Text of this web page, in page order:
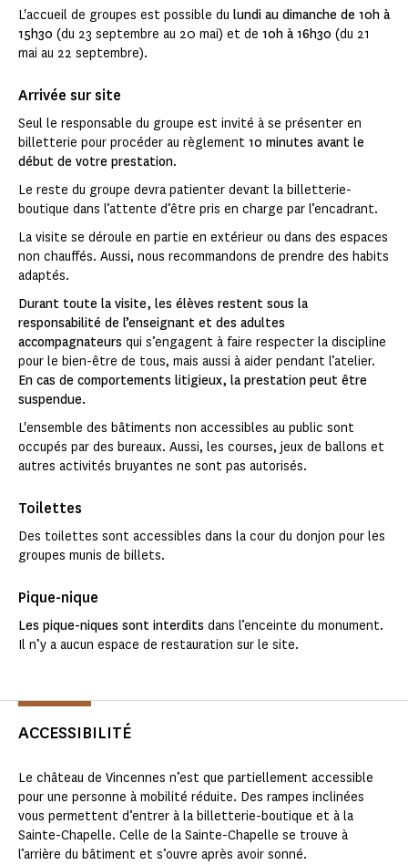
L'accueil de groupes est possible du lundi au dimanche de 10h à
15h30 (du 23 septembre au 20 mai) et de 10h à 16h30 (du 21
mai au 22 septembre).
Arrivée sur site
Seul le responsable du groupe est invité à se présenter en
billetterie pour procéder au règlement 10 minutes avant le
début de votre prestation.
Le reste du groupe devra patienter devant la billetterie-
boutique dans l’attente d’être pris en charge par l’encadrant.
La visite se déroule en partie en extérieur ou dans des espaces
non chauffés. Aussi, nous recommandons de prendre des habits
adaptés.
Durant toute la visite, les élèves restent sous la
responsabilité de l’enseignant et des adultes
accompagnateurs qui s’engagent à faire respecter la discipline
pour le bien-être de tous, mais aussi à aider pendant l’atelier.
En cas de comportements litigieux, la prestation peut être
suspendue.
L'ensemble des bâtiments non accessibles au public sont
occupés par des bureaux. Aussi, les courses, jeux de ballons et
autres activités bruyantes ne sont pas autorisés.
Toilettes
Des toilettes sont accessibles dans la cour du donjon pour les
groupes munis de billets.
Pique-nique
Les pique-niques sont interdits dans l’enceinte du monument.
Il n’y a aucun espace de restauration sur le site.
ACCESSIBILITÉ
Le château de Vincennes n’est que partiellement accessible
pour une personne à mobilité réduite. Des rampes inclinées
vous permettent d’entrer à la billetterie-boutique et à la
Sainte-Chapelle. Celle de la Sainte-Chapelle se trouve à
l’arrière du bâtiment et s’ouvre après avoir sonné.